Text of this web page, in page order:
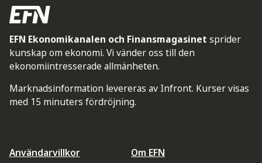
EFN Ekonomikanalen och Finansmagasinet sprider
kunskap om ekonomi. Vi vänder oss till den
ekonomiintresserade allmänheten.
Marknadsinformation levereras av Infront. Kurser visas
med 15 minuters fördröjning.
Användarvillkor
Om EFN